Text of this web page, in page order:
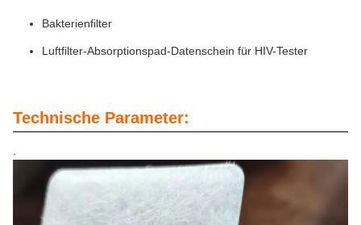
Bakterienfilter
Luftfilter-Absorptionspad-Datenschein für HIV-Tester
Technische Parameter: